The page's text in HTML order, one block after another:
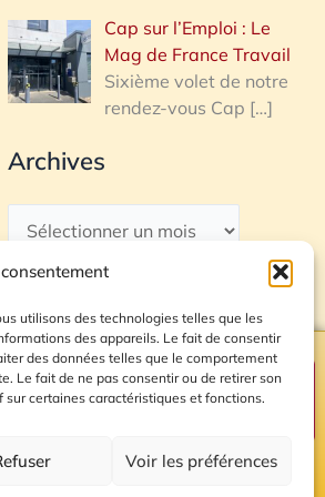
utilisons des technologies telles que les
des appareils. Le fait de consentir
des données telles que le comportement
Le fait de ne pas consentir ou de retirer son
certaines caractéristiques et fonctions.
Voir les préférences
Cap sur l’Emploi : Le
Mag de France Travail
Sixième volet de notre
rendez-vous Cap […]
Archives